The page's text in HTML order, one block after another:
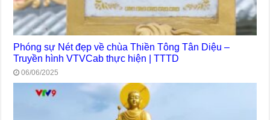
Phóng sự Nét đẹp về chùa Thiền Tông Tân Diệu –
Truyền hình VTVCab thực hiện | TTTD
06/06/2025